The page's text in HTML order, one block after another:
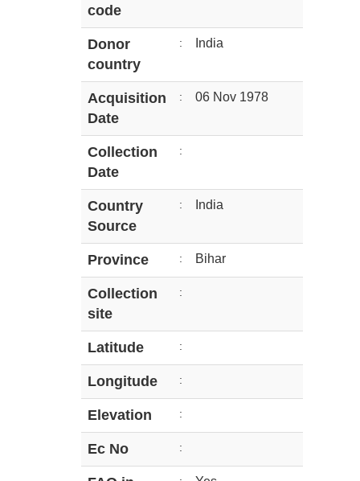
code
Donor
country
: India
Acquisition
Date
: 06 Nov 1978
Collection
Date
:
Country
Source
: India
Province : Bihar
Collection
site
:
Latitude :
Longitude :
Elevation :
Ec No :